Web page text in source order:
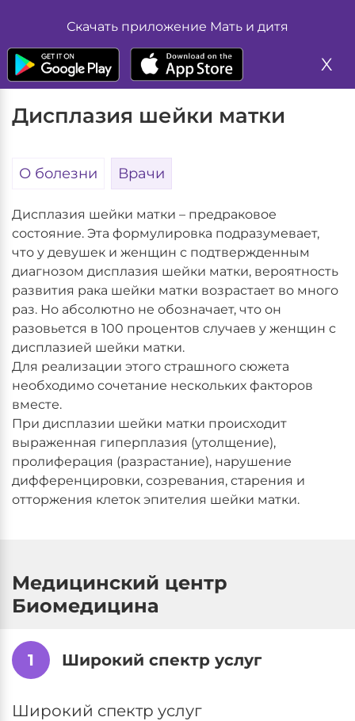
Размер шрифта
А
Цвет
А
А
Изображение
Выкл
Обычная версия
Запись на прием
Главная Глоссарий болезней Дисплазия шейки матки
Дисплазия шейки матки
О болезни Врачи
Дисплазия шейки матки – предраковое
состояние. Эта формулировка подразумевает,
что у девушек и женщин с подтвержденным
диагнозом дисплазия шейки матки, вероятность
развития рака шейки матки возрастает во много
раз. Но абсолютно не обозначает, что он
разовьется в 100 процентов случаев у женщин с
дисплазией шейки матки.
Для реализации этого страшного сюжета
необходимо сочетание нескольких факторов
вместе.
При дисплазии шейки матки происходит
выраженная гиперплазия (утолщение),
пролиферация (разрастание), нарушение
дифференцировки, созревания, старения и
отторжения клеток эпителия шейки матки.
Медицинский центр
Биомедицина
1 Широкий спектр услуг
Широкий спектр услуг
Скачать приложение Мать и дитя
X